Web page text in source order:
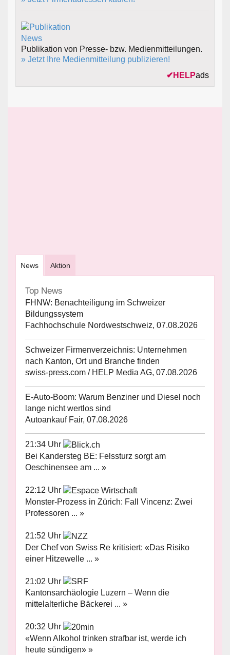
Publikation von Presse- bzw. Medienmitteilungen.
» Jetzt Ihre Medienmitteilung publizieren!
✔ HELPads
News Aktion
Top News
FHNW: Benachteiligung im Schweizer
Bildungssystem
Fachhochschule Nordwestschweiz, 07.08.2026
Schweizer Firmenverzeichnis: Unternehmen
nach Kanton, Ort und Branche finden
swiss-press.com / HELP Media AG, 07.08.2026
E-Auto-Boom: Warum Benziner und Diesel noch
lange nicht wertlos sind
Autoankauf Fair, 07.08.2026
21:34 Uhr
Bei Kandersteg BE: Felssturz sorgt am
Oeschinensee am ... »
22:12 Uhr
Monster-Prozess in Zürich: Fall Vincenz: Zwei
Professoren ... »
21:52 Uhr
Der Chef von Swiss Re kritisiert: «Das Risiko
einer Hitzewelle ... »
21:02 Uhr
Kantonsarchäologie Luzern – Wenn die
mittelalterliche Bäckerei ... »
20:32 Uhr
«Wenn Alkohol trinken strafbar ist, werde ich
heute sündigen» »